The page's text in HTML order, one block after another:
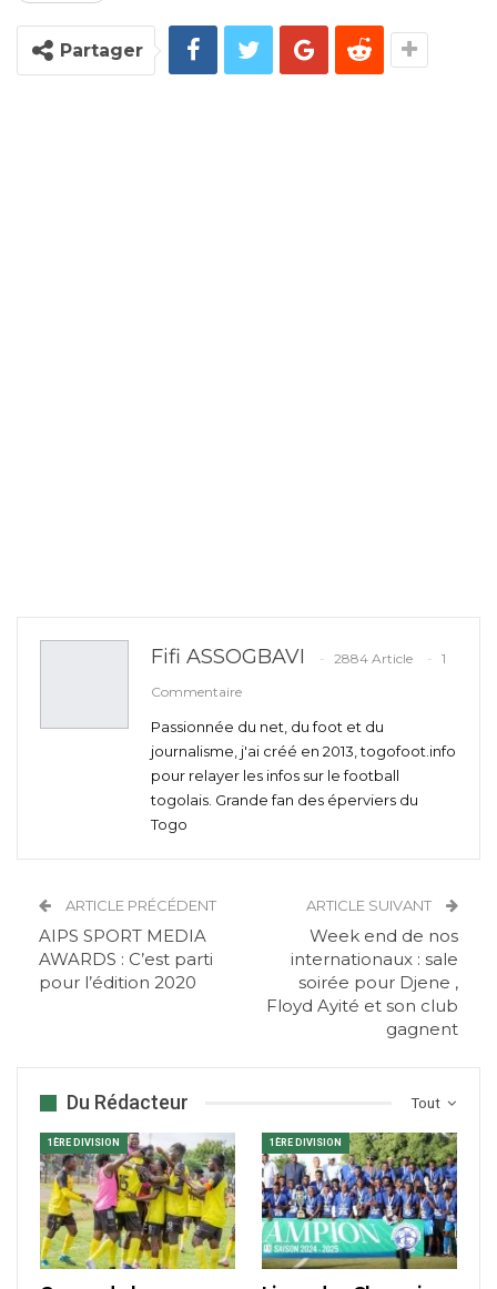
Partager
Fifi ASSOGBAVI 2884 Article
1
Commentaire
Passionnée du net, du foot et du
journalisme, j'ai créé en 2013, togofoot.info
pour relayer les infos sur le football
togolais. Grande fan des éperviers du
Togo
ARTICLE PRÉCÉDENT
AIPS SPORT MEDIA
AWARDS : C’est parti
pour l’édition 2020
ARTICLE SUIVANT
Week end de nos
internationaux : sale
soirée pour Djene ,
Floyd Ayité et son club
gagnent
Tout
Du Rédacteur
1ÈRE DIVISION 1ÈRE DIVISION